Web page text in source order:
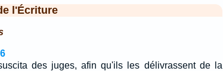
l'Écriture
des juges, afin qu'ils les délivrassent de la